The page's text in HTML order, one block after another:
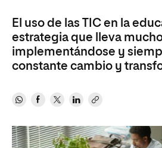
El uso de las TIC en la
estrategia que lleva
implementándose y
constante cambio y